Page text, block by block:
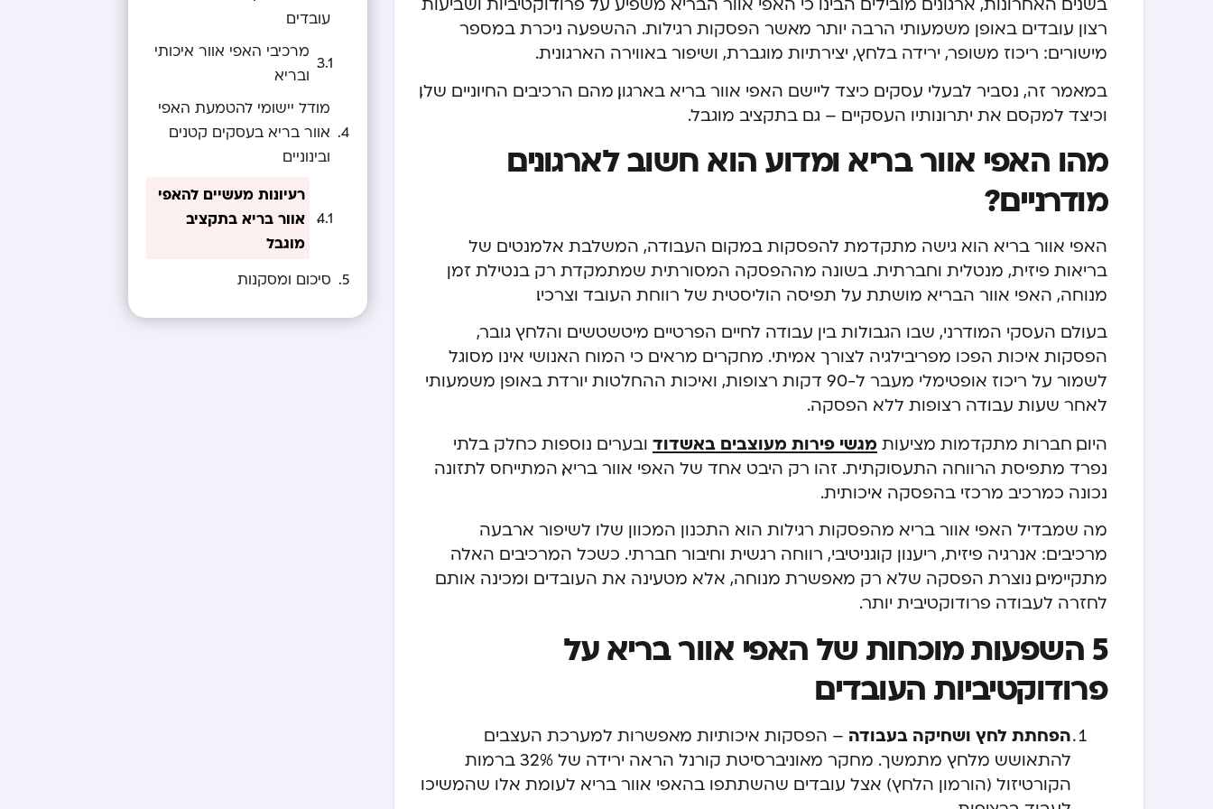
רצון עובדים באופן משמעותי הרבה יותר מאשר הפסקות רגילות. ההשפעה ניכרת במספר
מישורים: ריכוז משופר, ירידה בלחץ, יצירתיות מוגברת, ושיפור באווירה הארגונית.
במאמר זה, נסביר לבעלי עסקים כיצד ליישם האפי אוור בריא בארגון, מהם הרכיבים החיוניים שלו,
וכיצד למקסם את יתרונותיו העסקיים – גם בתקציב מוגבל.
מהו האפי אוור בריא ומדוע הוא חשוב לארגונים
מודרניים?
האפי אוור בריא הוא גישה מתקדמת להפסקות במקום העבודה, המשלבת אלמנטים של
בריאות פיזית, מנטלית וחברתית. בשונה מההפסקה המסורתית שמתמקדת רק בנטילת זמן
מנוחה, האפי אוור הבריא מושתת על תפיסה הוליסטית של רווחת העובד וצרכיו.
בעולם העסקי המודרני, שבו הגבולות בין עבודה לחיים הפרטיים מיטשטשים והלחץ גובר,
הפסקות איכות הפכו מפריבילגיה לצורך אמיתי. מחקרים מראים כי המוח האנושי אינו מסוגל
לשמור על ריכוז אופטימלי מעבר ל-90 דקות רצופות, ואיכות ההחלטות יורדת באופן משמעותי
לאחר שעות עבודה רצופות ללא הפסקה.
היום, חברות מתקדמות מציעות מגשי פירות מעוצבים באשדוד ובערים נוספות כחלק בלתי
נפרד מתפיסת הרווחה התעסוקתית. זהו רק היבט אחד של האפי אוור בריא, המתייחס לתזונה
נכונה כמרכיב מרכזי בהפסקה איכותית.
מה שמבדיל האפי אוור בריא מהפסקות רגילות הוא התכנון המכוון שלו לשיפור ארבעה
מרכיבים: אנרגיה פיזית, ריענון קוגניטיבי, רווחה רגשית וחיבור חברתי. כשכל המרכיבים האלה
מתקיימים, נוצרת הפסקה שלא רק מאפשרת מנוחה, אלא מטעינה את העובדים ומכינה אותם
לחזרה לעבודה פרודוקטיבית יותר.
5 השפעות מוכחות של האפי אוור בריא על
פרודוקטיביות העובדים
הפחתת לחץ ושחיקה בעבודה – הפסקות איכותיות מאפשרות למערכת העצבים
להתאושש מלחץ מתמשך. מחקר מאוניברסיטת קורנל הראה ירידה של 32% ברמות
הקורטיזול (הורמון הלחץ) אצל עובדים שהשתתפו בהאפי אוור בריא לעומת אלו שהמשיכו
עובדים
מרכיבי האפי אוור איכותי
ובריא
מודל יישומי להטמעת האפי
אוור בריא בעסקים קטנים
ובינוניים
רעיונות מעשיים להאפי
אוור בריא בתקציב
מוגבל
סיכום ומסקנות